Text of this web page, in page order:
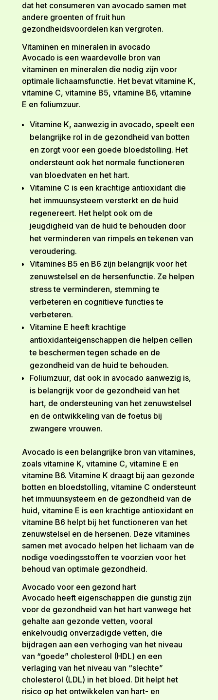
dat het consumeren van avocado samen met
andere groenten of fruit hun
gezondheidsvoordelen kan vergroten.
Vitaminen en mineralen in avocado
Avocado is een waardevolle bron van
vitaminen en mineralen die nodig zijn voor
optimale lichaamsfunctie. Het bevat vitamine K,
vitamine C, vitamine B5, vitamine B6, vitamine
E en foliumzuur.
Vitamine K, aanwezig in avocado, speelt een
belangrijke rol in de gezondheid van botten
en zorgt voor een goede bloedstolling. Het
ondersteunt ook het normale functioneren
van bloedvaten en het hart.
Vitamine C is een krachtige antioxidant die
het immuunsysteem versterkt en de huid
regenereert. Het helpt ook om de
jeugdigheid van de huid te behouden door
het verminderen van rimpels en tekenen van
veroudering.
Vitamines B5 en B6 zijn belangrijk voor het
zenuwstelsel en de hersenfunctie. Ze helpen
stress te verminderen, stemming te
verbeteren en cognitieve functies te
verbeteren.
Vitamine E heeft krachtige
antioxidanteigenschappen die helpen cellen
te beschermen tegen schade en de
gezondheid van de huid te behouden.
Foliumzuur, dat ook in avocado aanwezig is,
is belangrijk voor de gezondheid van het
hart, de ondersteuning van het zenuwstelsel
en de ontwikkeling van de foetus bij
zwangere vrouwen.
Avocado is een belangrijke bron van vitamines,
zoals vitamine K, vitamine C, vitamine E en
vitamine B6. Vitamine K draagt bij aan gezonde
botten en bloedstolling, vitamine C ondersteunt
het immuunsysteem en de gezondheid van de
huid, vitamine E is een krachtige antioxidant en
vitamine B6 helpt bij het functioneren van het
zenuwstelsel en de hersenen. Deze vitamines
samen met avocado helpen het lichaam van de
nodige voedingsstoffen te voorzien voor het
behoud van optimale gezondheid.
Avocado voor een gezond hart
Avocado heeft eigenschappen die gunstig zijn
voor de gezondheid van het hart vanwege het
gehalte aan gezonde vetten, vooral
enkelvoudig onverzadigde vetten, die
bijdragen aan een verhoging van het niveau
van “goede” cholesterol (HDL) en een
verlaging van het niveau van “slechte”
cholesterol (LDL) in het bloed. Dit helpt het
risico op het ontwikkelen van hart- en